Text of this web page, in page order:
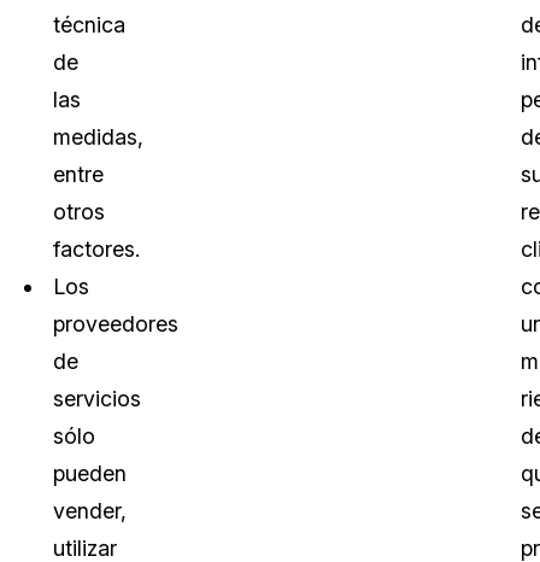
técnica
de
las
medidas,
entre
otros
factores.
Los
proveedores
de
servicios
sólo
pueden
vender,
utilizar